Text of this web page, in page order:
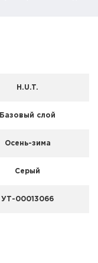
H.U.T.
Базовый слой
Осень-зима
Серый
УТ-00013066